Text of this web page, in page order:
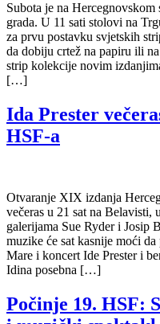
Subota je na
grada. U 11 sati stolovi na
za prvu postavku svjetskih
da dobiju crtež na papiru ili
strip kolekcije novim
[…]
Ida Prester
HSF-a
Otvaranje XIX izdanja
večeras u 21 sat na
galerijama Sue Ryder i Josip
muzike će sat kasnije moći
Mare i koncert Ide Prester i
Idina posebna […]
Počinje 19. HSF: